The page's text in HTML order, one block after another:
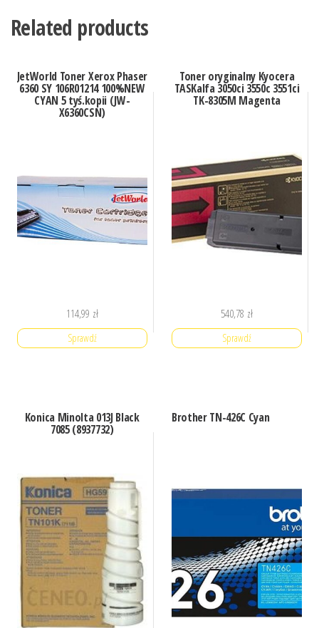
Related products
JetWorld Toner Xerox Phaser
6360 SY 106R01214 100%NEW
CYAN 5 tyś.kopii (JW-
X6360CSN)
114,99 zł
Sprawdź
Toner oryginalny Kyocera
TASKalfa 3050ci 3550c 3551ci
TK-8305M Magenta
540,78 zł
Sprawdź
Konica Minolta 013J Black
7085 (8937732)
Brother TN-426C Cyan